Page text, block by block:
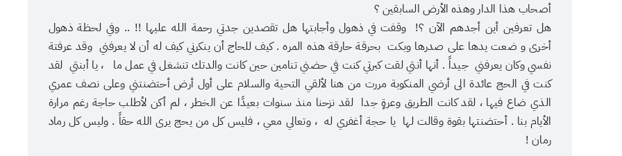
أصحاب هذا الدار وهذه الأرض السابقين ؟
هل تعرفين أين أجدهم الآن ؟! وقفت في ذهول وأجابتها هل تقصدين جدتي رحمة الله عليها !! .. وفي لحظة ذهول
أخرى و ضعت يدها على صدرها وبكت بحرقة حارقة هذه المره . كيف للحاج أن ينكرني كيف له أن لا يعرفني وقد عرفتة
نفسي وكان يعرفني جيداً . أنها أنتي لقت كبرتي كنت في حضني تنامين حين كانت والدتك تنشغل في عمل ما ، يا أبنتي لقد
كنت في الحج عائدة الى أرضي المنكوبة مررت من هنا لألقي التحية والسلام على أول أرض أحتضنتني وعلى نصف عمري
الذي ضاع فيها ، لقد كانت الطريق وعرةٍ جدا لقد نزحنا منذ سنوات بعيدًا عن الخطر ، لم أكن لأطلب حاجة رغم مرارة
الأيام بنا . أحتضنتها بقوة وقالت لها يا حجة أغفري له ، وتعالي معي ، فليس كل من يحج يرى الله حقاً . وليس كل رماد
رمان !